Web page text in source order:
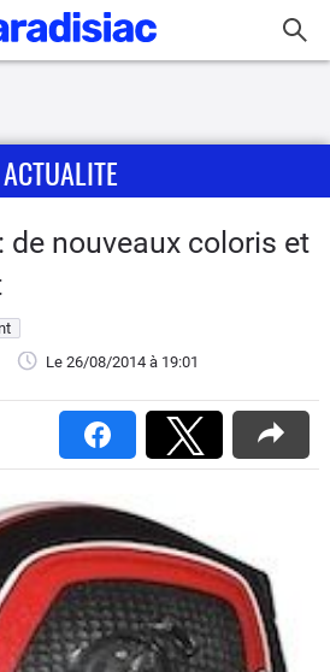
ACTUALITE
de nouveaux coloris et
Le 26/08/2014 à 19:01